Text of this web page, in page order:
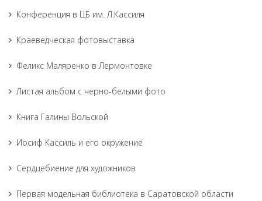
Конференция в ЦБ им. Л.Кассиля
Краеведческая фотовыставка
Феликс Маляренко в Лермонтовке
Листая альбом с черно-белыми фото
Книга Галины Вольской
Иосиф Кассиль и его окружение
Сердцебиение для художников
Первая модельная библиотека в Саратовской области